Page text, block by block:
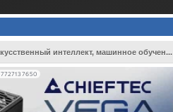
интеллект, машинное обучен...